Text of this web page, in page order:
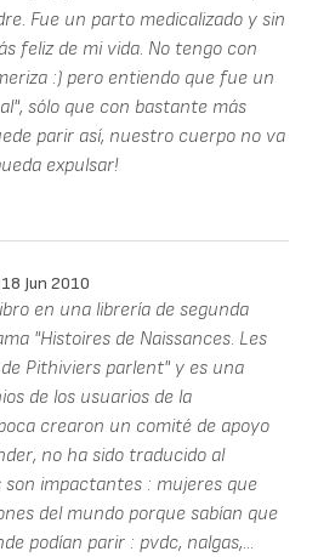
Fue un parto medicalizado y sin
feliz de mi vida. No tengo con
:) pero entiendo que fue un
sólo que con bastante más
parir así, nuestro cuerpo no va
expulsar!
18 Jun 2010
en una librería de segunda
"Histoires de Naissances. Les
Pithiviers parlent" y es una
de los usuarios de la
crearon un comité de apoyo
no ha sido traducido al
son impactantes : mujeres que
del mundo porque sabían que
podían parir : pvdc, nalgas,...